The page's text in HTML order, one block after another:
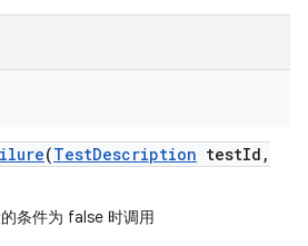
(TestDescription testId ,
条件为 false 时调用